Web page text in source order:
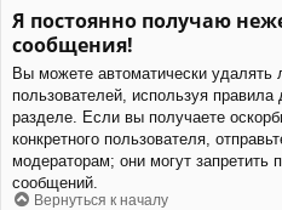
Я постоянно получаю
сообщения!
Вы можете автоматически удалять
пользователей, используя
разделе. Если вы получаете
конкретного пользователя,
модераторам; они могут запретить
сообщений.
Вернуться к началу